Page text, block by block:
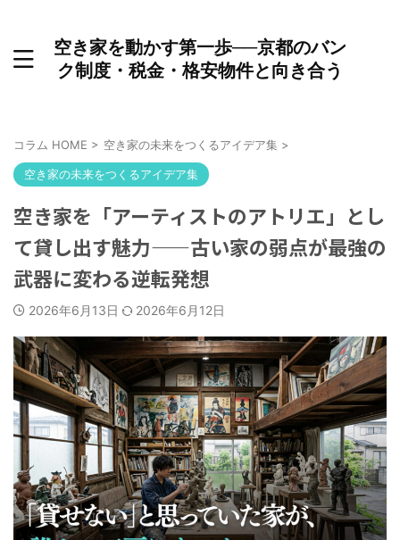
空き家を動かす第一歩──京都のバン
ク制度・税金・格安物件と向き合う
コラム HOME > 空き家の未来をつくるアイデア集 >
空き家の未来をつくるアイデア集
空き家を「アーティストのアトリエ」とし
て貸し出す魅力——古い家の弱点が最強の
武器に変わる逆転発想
2026年6月13日 2026年6月12日